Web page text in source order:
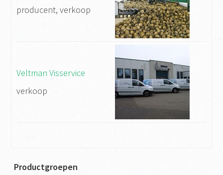
producent, verkoop
Veltman Visservice
verkoop
Productgroepen